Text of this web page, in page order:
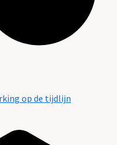
op de tijdlijn